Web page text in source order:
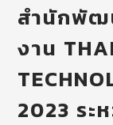
สำนักพัฒ
งาน
2023 ระ